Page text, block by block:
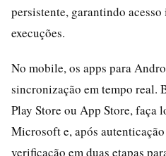
persistente, garantindo
execuções.
No mobile, os apps para
sincronização em tempo real.
Play Store ou App Store, faça
Microsoft e, após
verificação em duas etapas